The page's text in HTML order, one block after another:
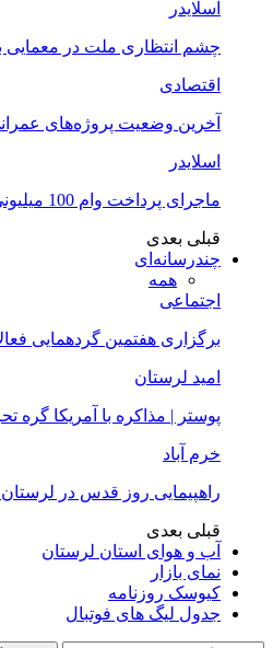
اسلایدر
چشم انتظاری ملت در معمایی به نام پروژه ۷۱۵
اقتصادی
آخرین وضعیت پروژه‌های
اسلایدر
ماجرای پرداخت وام 100 میلیونی برای نوسازی تجهیزات کشاورزان لرستانی چیست؟
قبلی بعدی
چندرسانه‌ای
همه
اجتماعی
برگزاری هفتمین گردهمایی
امید لرستان
پوستر | مذاکره با آمریکا گره
خرم آباد
راهپیمایی روز قدس در لرستان
قبلی بعدی
آب و هوای استان لرستان
نمای بازار
کیوسک روزنامه
جدول لیگ های فوتبال